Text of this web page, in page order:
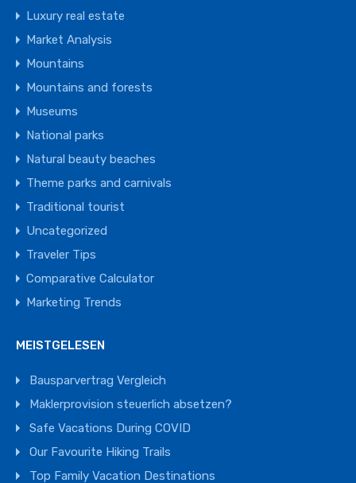
Luxury real estate
Market Analysis
Mountains
Mountains and forests
Museums
National parks
Natural beauty beaches
Theme parks and carnivals
Traditional tourist
Uncategorized
Traveler Tips
Comparative Calculator
Marketing Trends
MEISTGELESEN
Bausparvertrag Vergleich
Maklerprovision steuerlich absetzen?
Safe Vacations During COVID
Our Favourite Hiking Trails
Top Family Vacation Destinations